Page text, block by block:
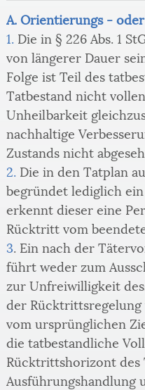
A. Orientierungs -
1. Die in § 226 Abs. 1
von längerer Dauer
Folge ist Teil des
Tatbestand nicht
Unheilbarkeit
nachhaltige
Zustands nicht
2. Die in den Tatplan
begründet lediglich
erkennt dieser eine
Rücktritt vom
3. Ein nach der
führt weder zum
zur Unfreiwilligkeit
der
vom ursprünglichen
die tatbestandliche
Rücktrittshorizont des
Ausführungshandlung